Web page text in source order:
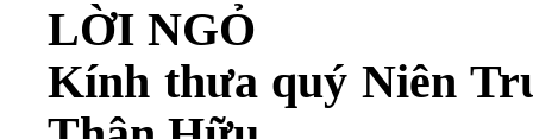
LỜI NGỎ
Kính thưa quý Niên